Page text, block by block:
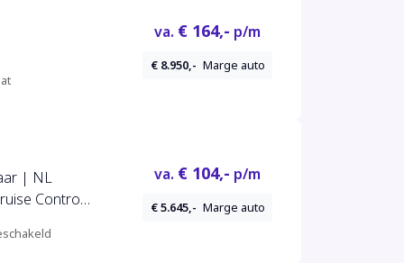
va. € 164,- p/m
€ 8.950,- Marge auto
| NL
Control
va. € 104,- p/m
€ 5.645,- Marge auto